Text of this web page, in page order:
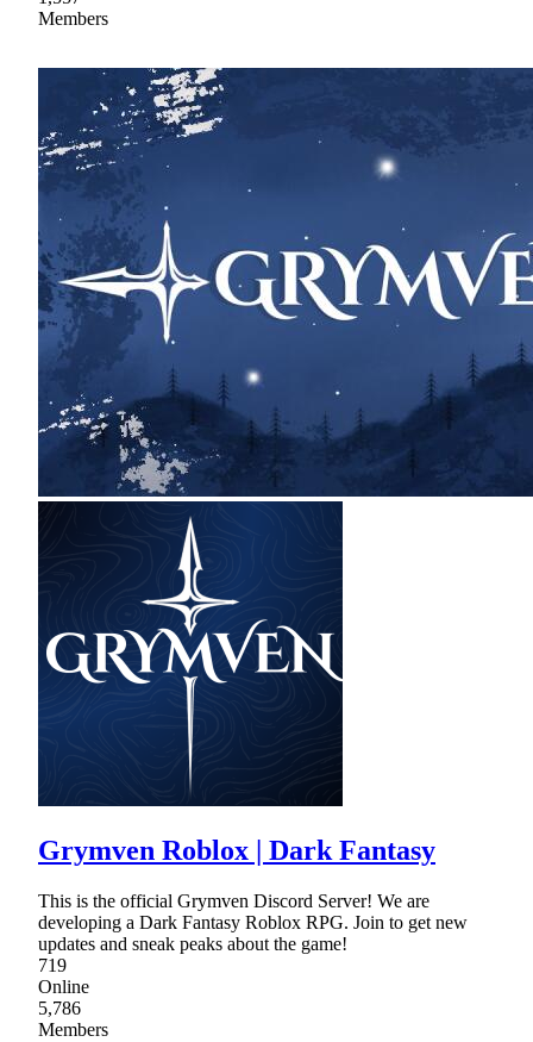
Members
Grymven Roblox | Dark Fantasy
This is the official Grymven Discord Server! We are
developing a Dark Fantasy Roblox RPG. Join to get new
updates and sneak peaks about the game!
719
Online
5,786
Members